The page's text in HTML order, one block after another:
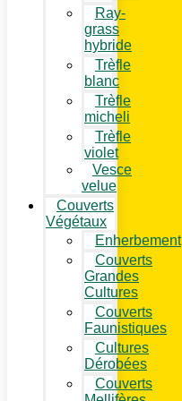
Ray-
grass
hybride
Trèfle
blanc
Trèfle
micheli
Trèfle
violet
Vesce
velue
Couverts
Végétaux
Enherbement
Couverts
Grandes
Cultures
Couverts
Faunistiques
Cultures
Dérobées
Couverts